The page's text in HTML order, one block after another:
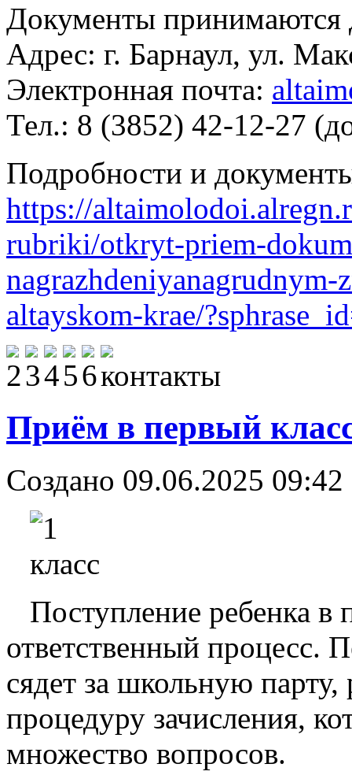
Документы принимаются
Адрес: г. Барнаул, ул.
Электронная почта:
Тел.: 8 (3852) 42-12-27
Подробности и
https://
rubriki/otkryt-priem-
altayskom-krae/
Приём в первый
Создано 09.06.2025 09:42
Поступление ребенка в
ответственный процесс.
сядет за школьную
процедуру зачисления,
множество вопросов.